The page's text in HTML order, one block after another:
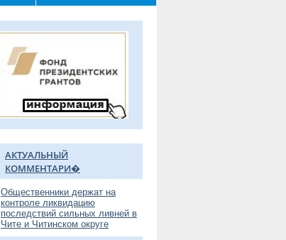
АКТУАЛЬНЫЙ
КОММЕНТАРИ�
Общественники держат на
контроле ликвидацию
последствий сильных ливней в
Чите и Читинском округе